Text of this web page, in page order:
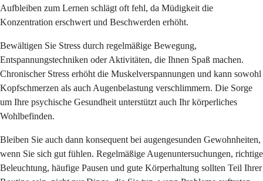
Aufbleiben zum Lernen schlägt oft fehl, da Müdigkeit die
Konzentration erschwert und Beschwerden erhöht.
Bewältigen Sie Stress durch regelmäßige Bewegung,
Entspannungstechniken oder Aktivitäten, die Ihnen Spaß machen.
Chronischer Stress erhöht die Muskelverspannungen und kann sowohl
Kopfschmerzen als auch Augenbelastung verschlimmern. Die Sorge
um Ihre psychische Gesundheit unterstützt auch Ihr körperliches
Wohlbefinden.
Bleiben Sie auch dann konsequent bei augengesunden Gewohnheiten,
wenn Sie sich gut fühlen. Regelmäßige Augenuntersuchungen, richtige
Beleuchtung, häufige Pausen und gute Körperhaltung sollten Teil Ihrer